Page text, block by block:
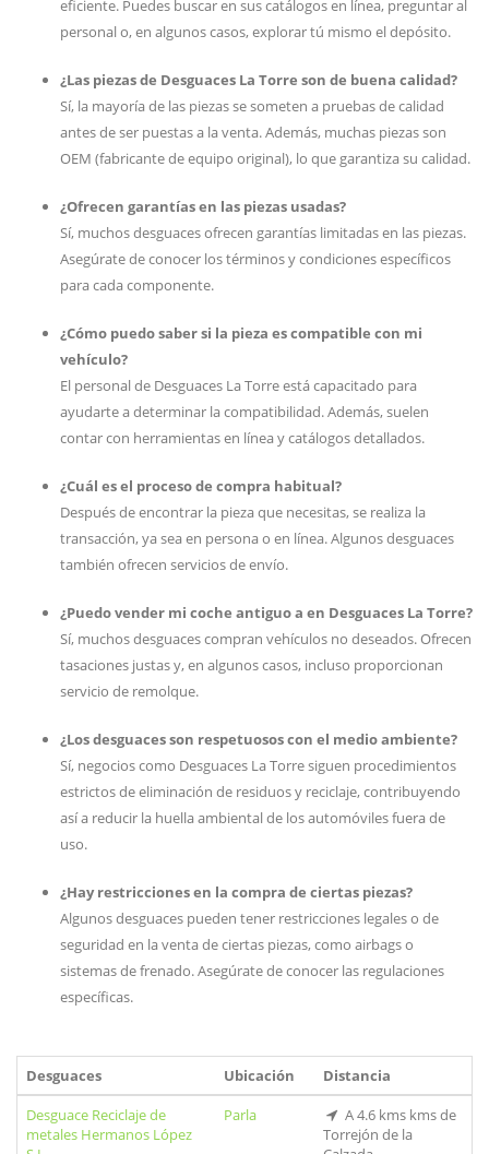
eficiente. Puedes buscar en sus catálogos en línea, preguntar al
personal o, en algunos casos, explorar tú mismo el depósito.
¿Las piezas de Desguaces La Torre son de buena calidad?
Sí, la mayoría de las piezas se someten a pruebas de calidad
antes de ser puestas a la venta. Además, muchas piezas son
OEM (fabricante de equipo original), lo que garantiza su calidad.
¿Ofrecen garantías en las piezas usadas?
Sí, muchos desguaces ofrecen garantías limitadas en las piezas.
Asegúrate de conocer los términos y condiciones específicos
para cada componente.
¿Cómo puedo saber si la pieza es compatible con mi
vehículo?
El personal de Desguaces La Torre está capacitado para
ayudarte a determinar la compatibilidad. Además, suelen
contar con herramientas en línea y catálogos detallados.
¿Cuál es el proceso de compra habitual?
Después de encontrar la pieza que necesitas, se realiza la
transacción, ya sea en persona o en línea. Algunos desguaces
también ofrecen servicios de envío.
¿Puedo vender mi coche antiguo a en Desguaces La Torre?
Sí, muchos desguaces compran vehículos no deseados. Ofrecen
tasaciones justas y, en algunos casos, incluso proporcionan
servicio de remolque.
¿Los desguaces son respetuosos con el medio ambiente?
Sí, negocios como Desguaces La Torre siguen procedimientos
estrictos de eliminación de residuos y reciclaje, contribuyendo
así a reducir la huella ambiental de los automóviles fuera de
uso.
¿Hay restricciones en la compra de ciertas piezas?
Algunos desguaces pueden tener restricciones legales o de
seguridad en la venta de ciertas piezas, como airbags o
sistemas de frenado. Asegúrate de conocer las regulaciones
específicas.
Desguaces Ubicación
Distancia
Desguace Reciclaje de
metales Hermanos López
Parla
A 4.6 kms kms de
Torrejón de la